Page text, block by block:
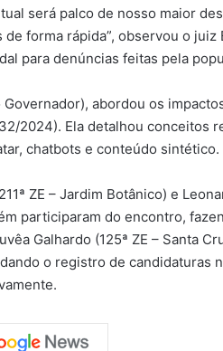
será palco de nosso maior
forma rápida”, observou o juiz
para denúncias feitas pela
abordou os
2024). Ela detalhou conceitos
chatbots e conteúdo sintético.
ZE – Jardim Botânico) e
participaram do encontro,
Galhardo (125ª ZE – Santa
o registro de candidaturas